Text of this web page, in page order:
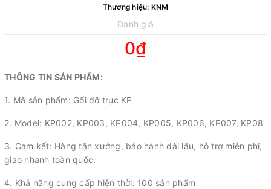
Thương hiệu: KNM
Đánh giá
0₫
THÔNG TIN SẢN PHẨM:
1. Mã sản phẩm: Gối đỡ trục KP
2. Model: KP002, KP003, KP004, KP005, KP006, KP007, KP08
3. Cam kết: Hàng tận xưởng, bảo hành dài lâu, hỗ trợ miễn phí,
giao nhanh toàn quốc.
4. Khả năng cung cấp hiện thời: 100 sản phẩm